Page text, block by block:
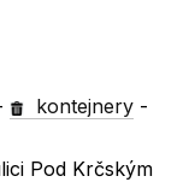
kontejnery -
Pod Krčským